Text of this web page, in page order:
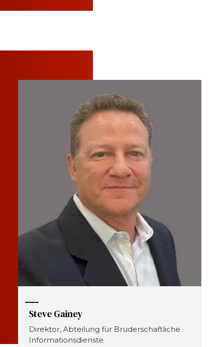
Steve Gainey
Direktor, Abteilung für Bruderschaftliche
Informationsdienste